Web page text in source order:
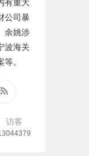
有重大
公司暴
余姚涉
波海关
。
访客